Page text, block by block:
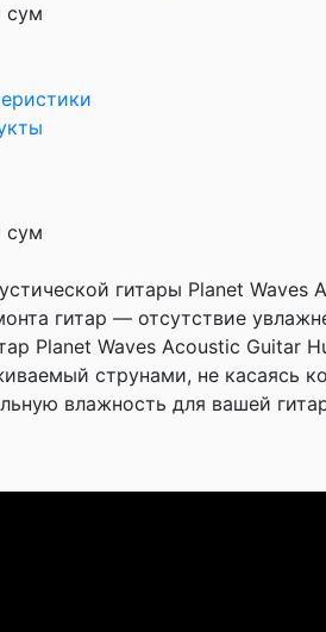
сум
сум
гитары Planet Waves
гитар — отсутствие
Planet Waves Acoustic Guitar
струнами, не касаясь
влажность для вашей